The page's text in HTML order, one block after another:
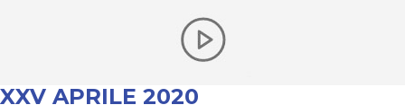
XXV APRILE 2020